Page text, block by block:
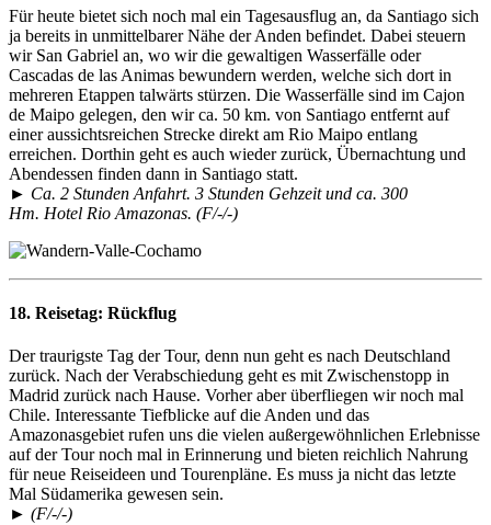
Für heute bietet sich noch mal ein Tagesausflug an, da Santiago sich
ja bereits in unmittelbarer Nähe der Anden befindet. Dabei steuern
wir San Gabriel an, wo wir die gewaltigen Wasserfälle oder
Cascadas de las Animas bewundern werden, welche sich dort in
mehreren Etappen talwärts stürzen. Die Wasserfälle sind im Cajon
de Maipo gelegen, den wir ca. 50 km. von Santiago entfernt auf
einer aussichtsreichen Strecke direkt am Rio Maipo entlang
erreichen. Dorthin geht es auch wieder zurück, Übernachtung und
Abendessen finden dann in Santiago statt.
► Ca. 2 Stunden Anfahrt. 3 Stunden Gehzeit und ca. 300
Hm. Hotel Rio Amazonas. (F/-/-)
18. Reisetag: Rückflug
Der traurigste Tag der Tour, denn nun geht es nach Deutschland
zurück. Nach der Verabschiedung geht es mit Zwischenstopp in
Madrid zurück nach Hause. Vorher aber überfliegen wir noch mal
Chile. Interessante Tiefblicke auf die Anden und das
Amazonasgebiet rufen uns die vielen außergewöhnlichen Erlebnisse
auf der Tour noch mal in Erinnerung und bieten reichlich Nahrung
für neue Reiseideen und Tourenpläne. Es muss ja nicht das letzte
Mal Südamerika gewesen sein.
► (F/-/-)